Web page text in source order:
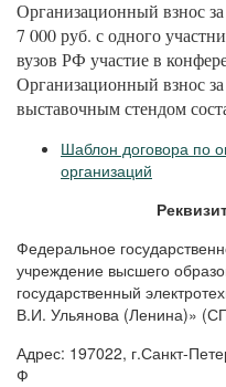
Организационный взнос
7 000 руб. с одного
вузов РФ участие в
Организационный взнос
выставочным стендом
Шаблон договора по
организаций
Федеральное
учреждение высшего
государственный
В.И. Ульянова (Ленина)»
Адрес: 197022, г.Санкт-
Ф